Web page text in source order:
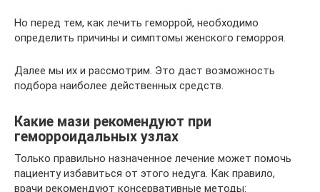
Но перед тем, как лечить геморрой, необходимо
определить причины и симптомы женского геморроя.
Далее мы их и рассмотрим. Это даст возможность
подбора наиболее действенных средств.
Какие мази рекомендуют при
геморроидальных узлах
Только правильно назначенное лечение может помочь
пациенту избавиться от этого недуга. Как правило,
врачи рекомендуют консервативные методы: